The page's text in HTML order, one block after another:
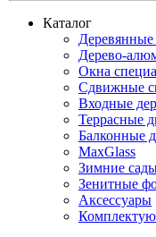
Каталог
Деревянные
Дерево-
Окна
Сдвижные
Входные
Террасные
Балконные
MaxGlass
Зимние
Зенитные
Аксессуары